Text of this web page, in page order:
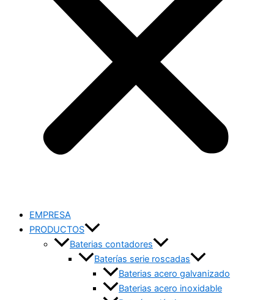
EMPRESA
PRODUCTOS
Baterias contadores
Baterías serie roscadas
Baterias acero galvanizado
Baterias acero inoxidable